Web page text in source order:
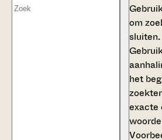
om
sluiten.
het
exacte